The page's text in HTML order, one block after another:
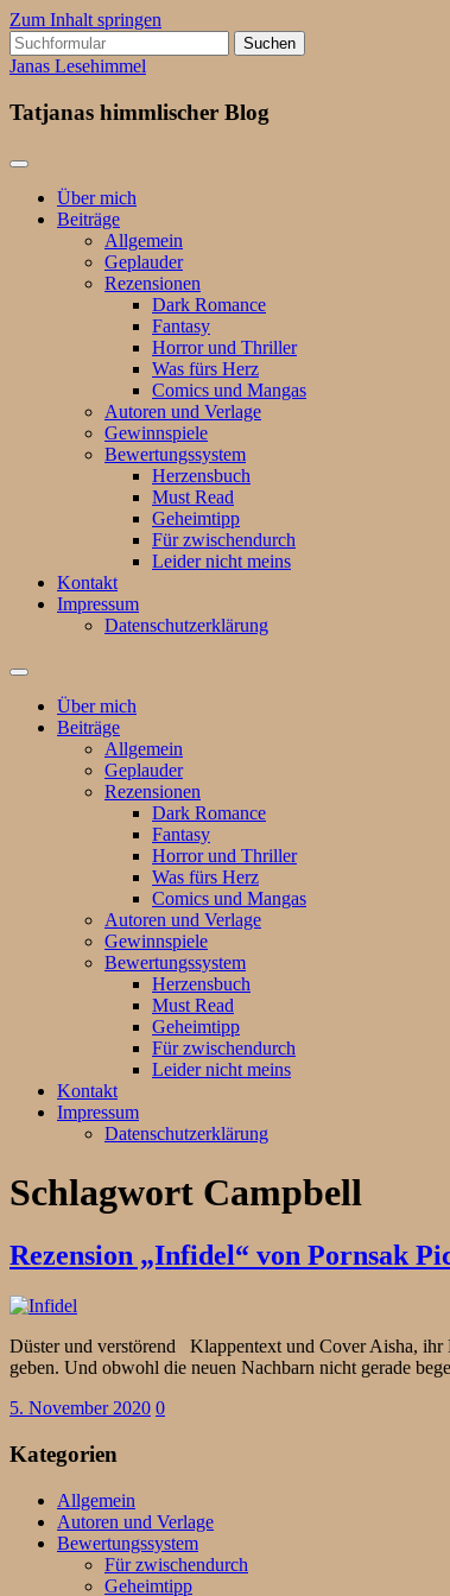
Zum Inhalt springen
Suchen
nach:
Janas Lesehimmel
Tatjanas himmlischer Blog
Über mich
Beiträge
Allgemein
Geplauder
Rezensionen
Dark Romance
Fantasy
Horror und Thriller
Was fürs Herz
Comics und Mangas
Autoren und Verlage
Gewinnspiele
Bewertungssystem
Herzensbuch
Must Read
Geheimtipp
Für zwischendurch
Leider nicht meins
Kontakt
Impressum
Datenschutzerklärung
Suchfeld
ein-/ausblenden
Über mich
Beiträge
Allgemein
Geplauder
Rezensionen
Dark Romance
Fantasy
Horror und Thriller
Was fürs Herz
Comics und Mangas
Autoren und Verlage
Gewinnspiele
Bewertungssystem
Herzensbuch
Must Read
Geheimtipp
Für zwischendurch
Leider nicht meins
Kontakt
Impressum
Datenschutzerklärung
Schlagwort Campbell
Rezension „Infidel“ von Pornsak
Düster und verstörend Klappentext und Cover Aisha, ihr
geben. Und obwohl die neuen Nachbarn nicht gerade
5. November 2020 0
Kategorien
Allgemein
Autoren und Verlage
Bewertungssystem
Für zwischendurch
Geheimtipp